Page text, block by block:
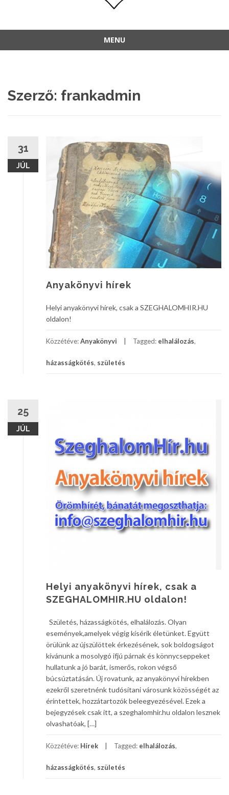
MENU
Szerző: frankadmin
31
JÚL
Anyakönyvi hírek
Helyi anyakönyvi hírek, csak a SZEGHALOMHIR.HU
oldalon!
Közzétéve:Anyakönyvi Tagged: elhalálozás,
házasságkötés, születés
25
JÚL
Helyi anyakönyvi hírek, csak a
SZEGHALOMHIR.HU oldalon!
Születés, házasságkötés, elhalálozás. Olyan
események,amelyek végig kísérik életünket. Együtt
örülünk az újszülöttek érkezésének, sok boldogságot
kívánunk a mosolygó ifjú párnak és könnycseppeket
hullatunk a jó barát, ismerős, rokon végső
búcsúztatásán. Új rovatunk, az anyakönyvi hírekben
ezekről szeretnénk tudósítani városunk közösségét az
érintettek, hozzátartozók beleegyezésével. Ezek a
bejegyzések csak itt, a szeghalomhir.hu oldalon lesznek
olvashatóak, […]
Közzétéve: Hírek Tagged: elhalálozás,
házasságkötés, születés